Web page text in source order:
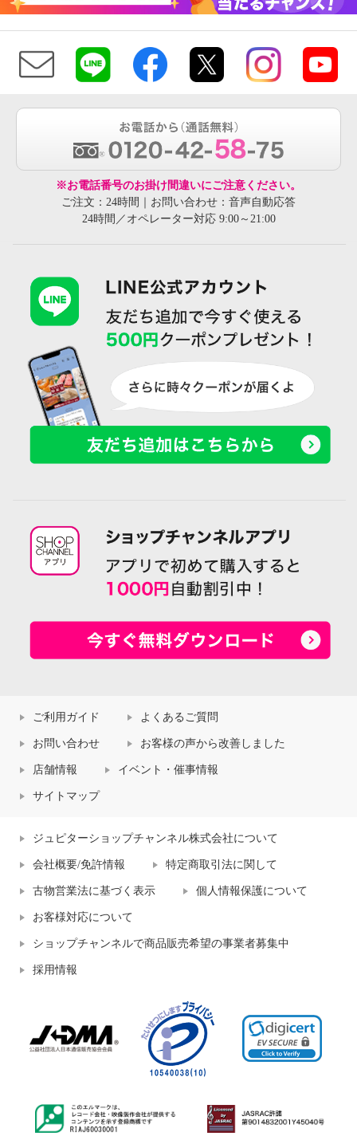
※お電話番号のお掛け間違いにご注意ください。
ご注文：24時間｜お問い合わせ：音声自動応答
24時間／オペレーター対応 9:00～21:00
ご利用ガイド よくあるご質問
お問い合わせ お客様の声から改善しました
店舗情報 イベント・催事情報
サイトマップ
ジュピターショップチャンネル株式会社について
会社概要/免許情報 特定商取引法に関して
古物営業法に基づく表示 個人情報保護について
お客様対応について
ショップチャンネルで商品販売希望の事業者募集中
採用情報